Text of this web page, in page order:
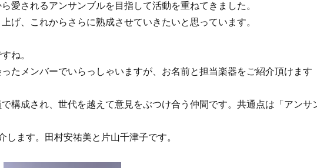
愛されるアンサンブルを目指して活動を重ねてきました。
げ、これからさらに熟成させていきたいと思っています。
ね。
たメンバーでいらっしゃいますが、お名前と担当楽器をご紹介頂けます
構成され、世代を越えて意見をぶつけ合う仲間です。共通点は「アンサ
ます。田村安祐美と片山千津子です。